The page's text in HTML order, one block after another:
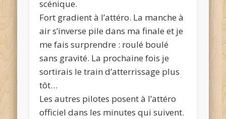
scénique.
Fort gradient à l’attéro. La manche à
air s’inverse pile dans ma finale et je
me fais surprendre : roulé boulé
sans gravité. La prochaine fois je
sortirais le train d’atterrissage plus
tôt…
Les autres pilotes posent à l’attéro
officiel dans les minutes qui suivent.